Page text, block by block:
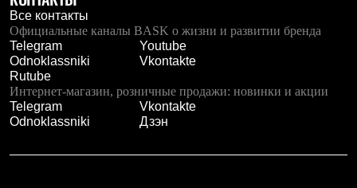
Все контакты
Официальные каналы BASK о жизни и развитии бренда
Telegram
Youtube
Odnoklassniki
Vkontakte
Rutube
Интернет-магазин, розничные продажи: новинки и акции
Telegram
Vkontakte
Odnoklassniki
Дзэн